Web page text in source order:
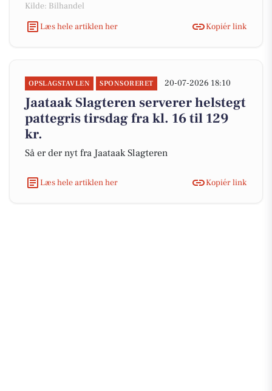
Kilde: Bilhandel
Læs hele artiklen her
Kopiér link
OPSLAGSTAVLEN SPONSORERET 20-07-2026 18:10
Jaataak Slagteren serverer helstegt
pattegris tirsdag fra kl. 16 til 129
kr.
Så er der nyt fra Jaataak Slagteren
Læs hele artiklen her Kopiér link